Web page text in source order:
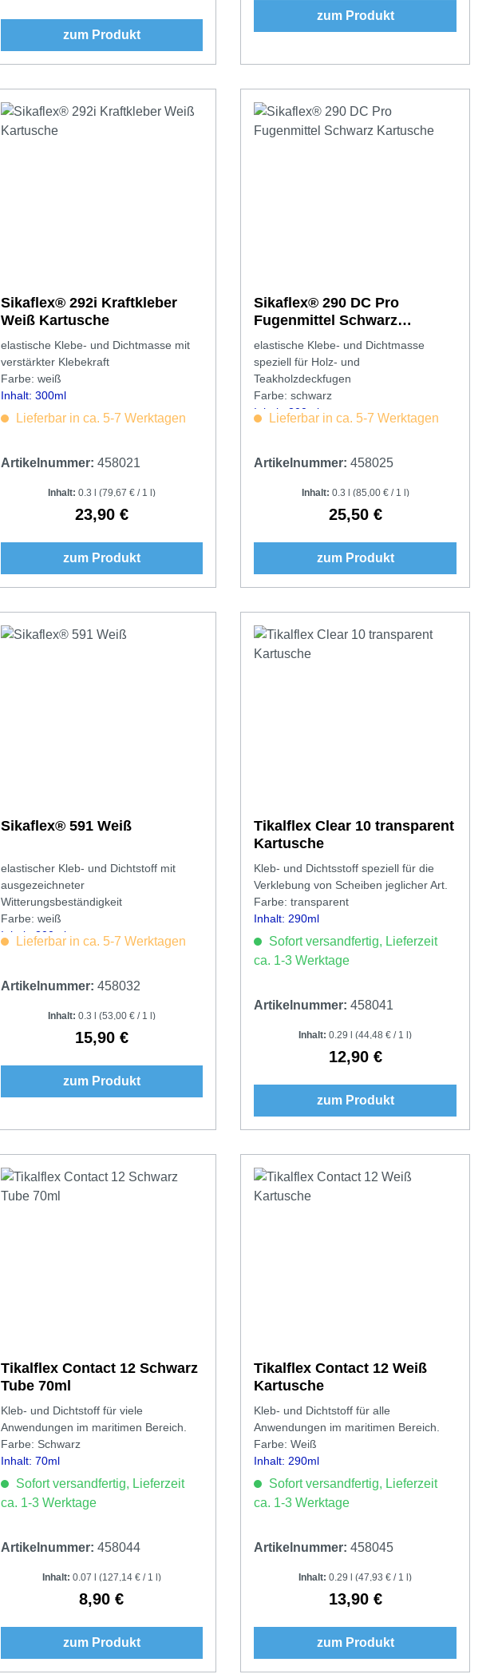
zum Produkt
zum Produkt
Sikaflex® 292i Kraftkleber
Weiß Kartusche
elastische Klebe- und Dichtmasse mit
verstärkter Klebekraft
Farbe: weiß
Inhalt: 300ml
Lieferbar in ca. 5-7 Werktagen
Artikelnummer: 458021
Inhalt: 0.3 l (79,67 € / 1 l)
Regulärer Preis:
23,90 €
zum Produkt
Sikaflex® 290 DC Pro
Fugenmittel Schwarz
Kartusche
elastische Klebe- und Dichtmasse
speziell für Holz- und
Teakholzdeckfugen
Farbe: schwarz
Inhalt: 300ml
Lieferbar in ca. 5-7 Werktagen
Artikelnummer:458025
Inhalt: 0.3 l (85,00 € / 1 l)
Regulärer Preis:
25,50 €
zum Produkt
Sikaflex® 591 Weiß
elastischer Kleb- und Dichtstoff mit
ausgezeichneter
Witterungsbeständigkeit
Farbe: weiß
Inhalt: 300ml
Lieferbar in ca. 5-7 Werktagen
Artikelnummer: 458032
Inhalt: 0.3 l (53,00 € / 1 l)
Regulärer Preis:
15,90 €
zum Produkt
Tikalflex Clear 10 transparent
Kartusche
Kleb- und Dichtsstoff speziell für die
Verklebung von Scheiben jeglicher Art.
Farbe: transparent
Inhalt: 290ml
Sofort versandfertig, Lieferzeit
ca. 1-3 Werktage
Artikelnummer:458041
Inhalt:0.29 l(44,48 € / 1 l)
Regulärer Preis:
12,90 €
zum Produkt
Tikalflex Contact 12 Schwarz
Tube 70ml
Kleb- und Dichtstoff für viele
Anwendungen im maritimen Bereich.
Farbe: Schwarz
Inhalt: 70ml
Sofort versandfertig, Lieferzeit
ca. 1-3 Werktage
Artikelnummer: 458044
Inhalt: 0.07 l (127,14 € / 1 l)
Regulärer Preis:
8,90 €
zum Produkt
Tikalflex Contact 12 Weiß
Kartusche
Kleb- und Dichtstoff für alle
Anwendungen im maritimen Bereich.
Farbe: Weiß
Inhalt: 290ml
Sofort versandfertig, Lieferzeit
ca. 1-3 Werktage
Artikelnummer:458045
Inhalt:0.29 l(47,93 € / 1 l)
Regulärer Preis:
13,90 €
zum Produkt